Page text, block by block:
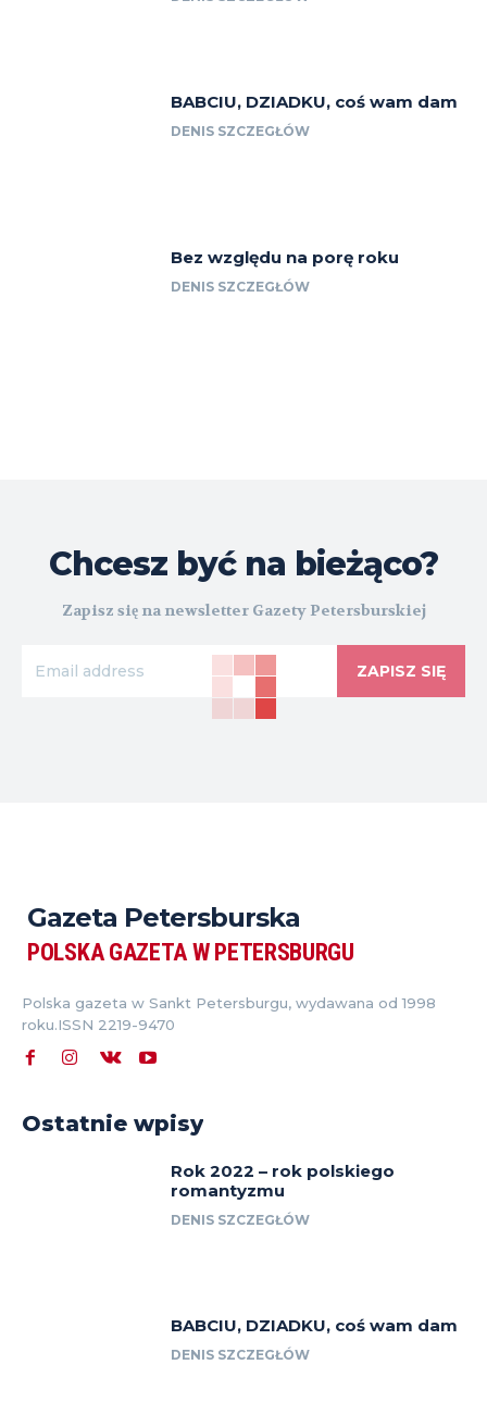
BABCIU, DZIADKU, coś wam dam
DENIS SZCZEGŁÓW
Bez względu na porę roku
DENIS SZCZEGŁÓW
Chcesz być na bieżąco?
Zapisz się na newsletter Gazety Petersburskiej
ZAPISZ SIĘ
Gazeta Petersburska
POLSKA GAZETA W PETERSBURGU
Polska gazeta w Sankt Petersburgu, wydawana od 1998
roku.ISSN 2219-9470
Ostatnie wpisy
Rok 2022 – rok polskiego
romantyzmu
DENIS SZCZEGŁÓW
BABCIU, DZIADKU, coś wam dam
DENIS SZCZEGŁÓW